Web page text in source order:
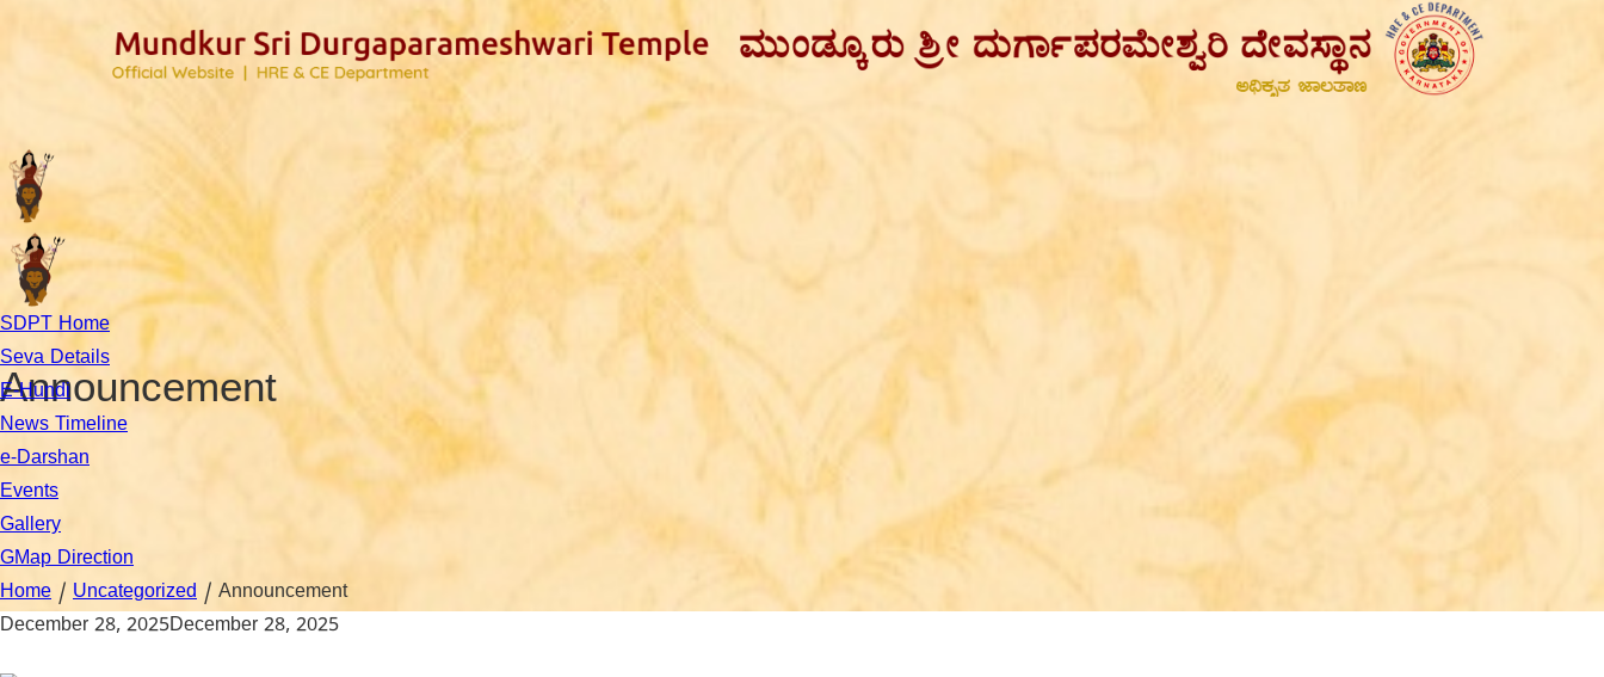
SDPT Home
Seva Details
E-Hundi
News Timeline
e-Darshan
Events
Gallery
GMap Direction
Announcement
Home / Uncategorized / Announcement
December 28, 2025December 28, 2025